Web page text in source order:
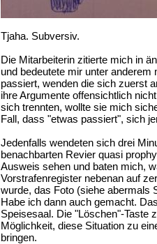
Tjaha. Subversiv.
Die Mitarbeiterin zitierte mich in
und bedeutete mir unter
passiert, wenden die sich zuerst
ihre Argumente offensichtlich
sich trennten, wollte sie mich
Fall, dass "etwas passiert", sich
Jedenfalls wendeten sich drei
benachbarten Revier quasi
Ausweis sehen und baten mich,
Vorstrafenregister nebenan auf
wurde, das Foto (siehe abermals
Habe ich dann auch gemacht.
Speisesaal. Die "Löschen"-Taste
Möglichkeit, diese Situation zu
bringen.